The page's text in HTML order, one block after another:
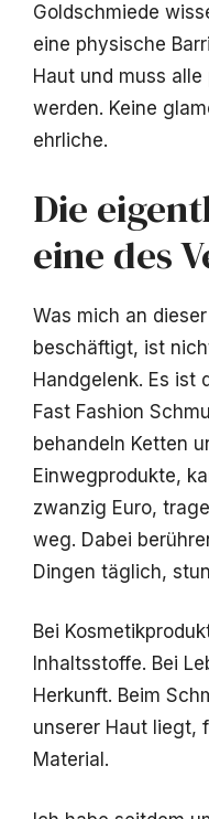
Goldschmiede
eine physische
Haut und muss
werden. Keine
ehrliche.
Die
eine des
Was mich an
beschäftigt, ist
Handgelenk. Es ist
Fast Fashion
behandeln Ketten
Einwegprodukte,
zwanzig Euro,
weg. Dabei
Dingen täglich,
Bei
Inhaltsstoffe. Bei
Herkunft. Beim
unserer Haut liegt,
Material.